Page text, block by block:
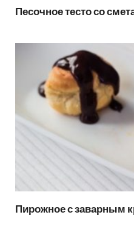
Песочное тесто со
Пирожное с заварным